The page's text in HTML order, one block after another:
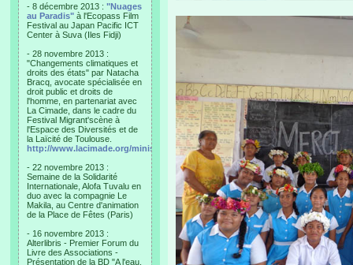
- 8 décembre 2013 : "Nuages
au Paradis" à l'Ecopass Film
Festival au Japan Pacific ICT
Center à Suva (Iles Fidji)
- 28 novembre 2013 :
"Changements climatiques et
droits des états" par Natacha
Bracq, avocate spécialisée en
droit public et droits de
l'homme, en partenariat avec
La Cimade, dans le cadre du
Festival Migrant'scène à
l'Espace des Diversités et de
la Laïcité de Toulouse.
http://www.lacimade.org/minisites/migrantscene
- 22 novembre 2013 :
Semaine de la Solidarité
Internationale, Alofa Tuvalu en
duo avec la compagnie Le
Makila, au Centre d'animation
de la Place de Fêtes (Paris)
- 16 novembre 2013 :
Alterlibris - Premier Forum du
Livre des Associations -
Présentation de la BD "A l'eau,